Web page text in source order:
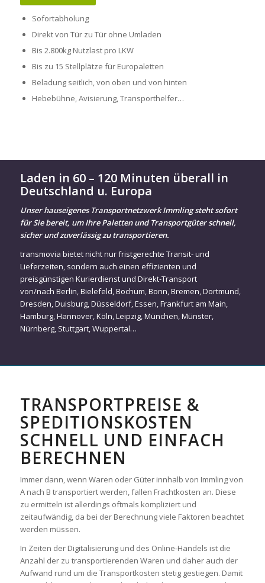
Sofortabholung
Direkt von Tür zu Tür ohne Umladen
Bis 2.800kg Nutzlast pro LKW
Bis zu 15 Stellplätze für Europaletten
Beladung seitlich, von oben und von hinten
Hebebühne, Avisierung, Transporthelfer…
Laden in 60 – 120 Minuten überall in
Deutschland u. Europa
Unser hauseigenes Transportnetzwerk Immling steht sofort
für Sie bereit, um Ihre Paletten und Transportgüter schnell,
sicher und zuverlässig zu transportieren.
transmovia bietet nicht nur fristgerechte Transit- und
Lieferzeiten, sondern auch einen effizienten und
preisgünstigen Kurierdienst und Direkt-Transport
von/nach Berlin,Bielefeld,Bochum,Bonn,Bremen,Dortmund,
Dresden,Duisburg,Düsseldorf,Essen,Frankfurt am Main,
Hamburg,Hannover,Köln,Leipzig,München,Münster,
Nürnberg, Stuttgart,Wuppertal…
TRANSPORTPREISE &
SPEDITIONSKOSTEN
SCHNELL UND EINFACH
BERECHNEN
Immer dann, wenn Waren oder Güter innhalb von Immling von
A nach B transportiert werden, fallen Frachtkosten an. Diese
zu ermitteln ist allerdings oftmals kompliziert und
zeitaufwändig, da bei der Berechnung viele Faktoren beachtet
werden müssen.
In Zeiten der Digitalisierung und des Online-Handels ist die
Anzahl der zu transportierenden Waren und daher auch der
Aufwand rund um die Transportkosten stetig gestiegen. Damit